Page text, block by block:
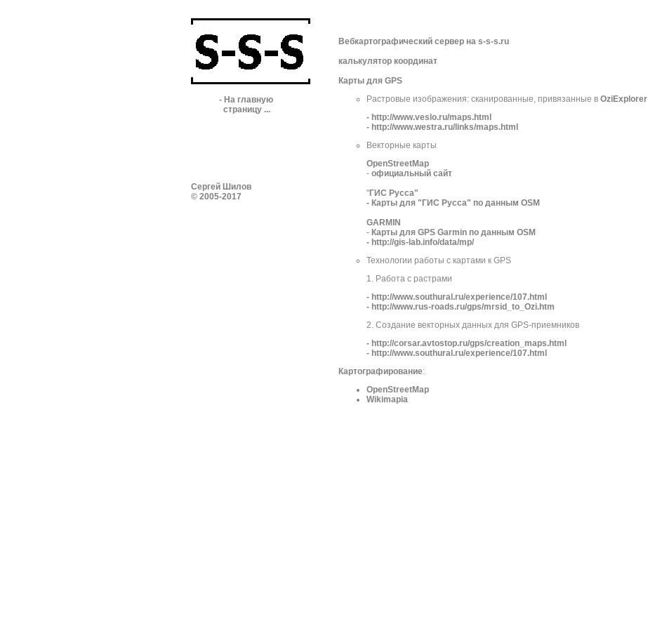
- На главную
страницу ...
Сергей Шилов
© 2005-2017
Вебкартографический сервер на s-s-s.ru
калькулятор координат
Карты для GPS
Растровые изображения: сканированные, привязанные в OziExplorer
- http://www.veslo.ru/maps.html
- http://www.westra.ru/links/maps.html
Векторные карты
OpenStreetMap
- официальный сайт
"ГИС Русса"
- Карты для "ГИС Русса" по данным OSM
GARMIN
- Карты для GPS Garmin по данным OSM
- http://gis-lab.info/data/mp/
Технологии работы с картами к GPS
1. Работа с растрами
- http://www.southural.ru/experience/107.html
- http://www.rus-roads.ru/gps/mrsid_to_Ozi.htm
2. Создание векторных данных для GPS-приемников
- http://corsar.avtostop.ru/gps/creation_maps.html
- http://www.southural.ru/experience/107.html
Картографирование:
OpenStreetMap
Wikimapia